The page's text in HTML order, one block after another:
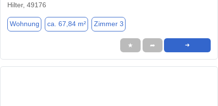
Hilter, 49176
Wohnung ca. 67,84 m² Zimmer 3
★ ➦ ➜